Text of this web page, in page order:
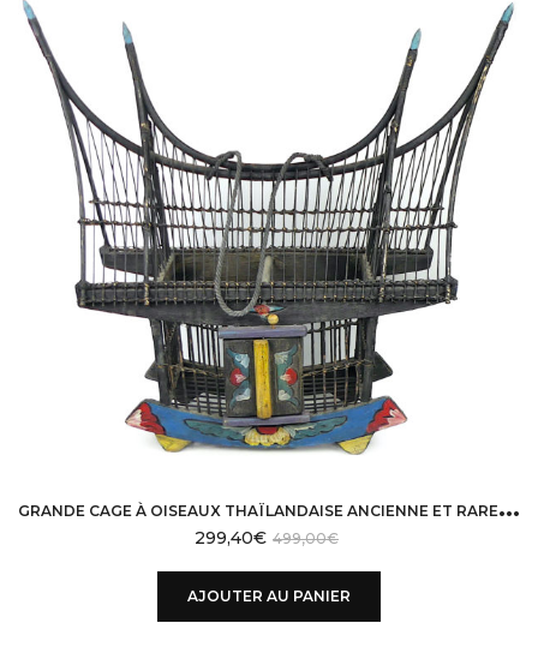
G
RANDE CAGE À OISEAUX THAÏLANDAISE ANCIENNE ET RARE FABRIQUÉE À LA MAIN
499,00€
299,40€
AJOUTER AU PANIER